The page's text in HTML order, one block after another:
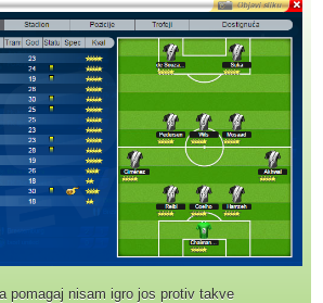
pomagaj nisam igro jos protiv takve